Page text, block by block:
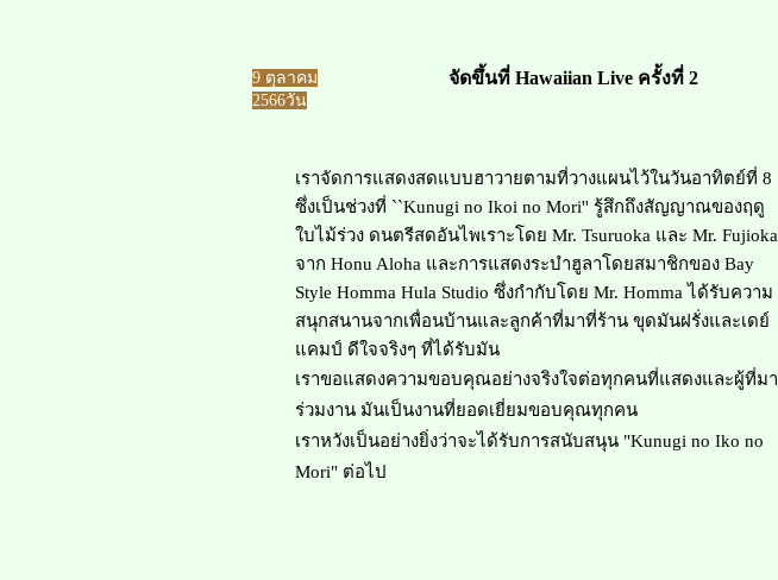
จัดขึ้นที่ Hawaiian Live​ ครั้งที่ 2
​9 ตุลาคม
2566วัน
เราจัดการแสดงสดแบบฮาวายตามที่วางแผนไว้ในวันอาทิตย์ที่ 8
ซึ่งเป็นช่วงที่ ``Kunugi no Ikoi no Mori'' รู้สึกถึงสัญญาณของฤดู
ใบไม้ร่วง ดนตรีสดอันไพเราะโดย Mr. Tsuruoka และ Mr. Fujioka
จาก Honu Aloha และการแสดงระบำฮูลาโดยสมาชิกของ Bay
Style Homma Hula Studio ซึ่งกำกับโดย Mr. Homma ได้รับความ
สนุกสนานจากเพื่อนบ้านและลูกค้าที่มาที่ร้าน ขุดมันฝรั่งและเดย์
แคมป์ ดีใจจริงๆ ที่ได้รับมัน
เราขอแสดงความขอบคุณอย่างจริงใจต่อทุกคนที่แสดงและผู้ที่มา
ร่วมงาน มันเป็นงานที่ยอดเยี่ยมขอบคุณทุกคน
เราหวังเป็นอย่างยิ่งว่าจะได้รับการสนับสนุน "Kunugi no Iko no
Mori" ต่อไป